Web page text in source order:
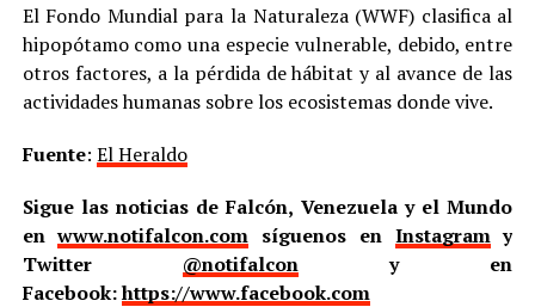
El Fondo Mundial para la Naturaleza (WWF) clasifica al
hipopótamo como una especie vulnerable, debido, entre
otros factores, a la pérdida de hábitat y al avance de las
actividades humanas sobre los ecosistemas donde vive.
Fuente: El Heraldo
Sigue las noticias de Falcón, Venezuela y el Mundo
enwww.notifalcon.com síguenos en Instagramy
Twitter @notifalcony en
Facebook:https://www.facebook.com